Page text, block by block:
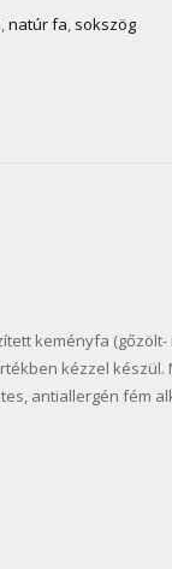
,natúr fa, sokszög
keményfa (gőzölt-
kézzel készül.
antiallergén fém